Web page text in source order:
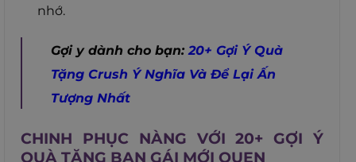
nhớ.
Gợi y dành cho bạn: 20+ Gợi Ý Quà
Tặng Crush Ý Nghĩa Và Để Lại Ấn
Tượng Nhất
CHINH PHỤC NÀNG VỚI 20+ GỢI Ý
QUÀ TẶNG BẠN GÁI MỚI QUEN